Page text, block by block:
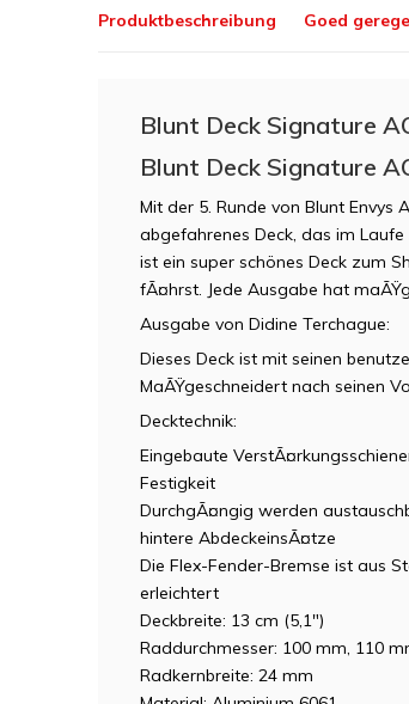
Produktbeschreibung Goed
Blunt Deck Signature
Blunt Deck Signature
Mit der 5. Runde von Blunt Envys
abgefahrenes Deck, das im
ist ein super schönes Deck zum
fÃ¤hrst. Jede Ausgabe hat
Ausgabe von Didine Terchague:
Dieses Deck ist mit seinen
MaÃŸgeschneidert nach seinen
Decktechnik:
Eingebaute
Festigkeit
DurchgÃ¤ngig werden
hintere AbdeckeinsÃ¤tze
Die Flex-Fender-Bremse ist aus
erleichtert
Deckbreite: 13 cm (5,1")
Raddurchmesser: 100 mm, 110
Radkernbreite: 24 mm